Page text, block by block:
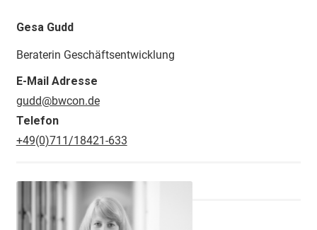
Gesa Gudd
Beraterin Geschäftsentwicklung
E-Mail Adresse
gudd@bwcon.de
Telefon
+49(0)711/18421-633